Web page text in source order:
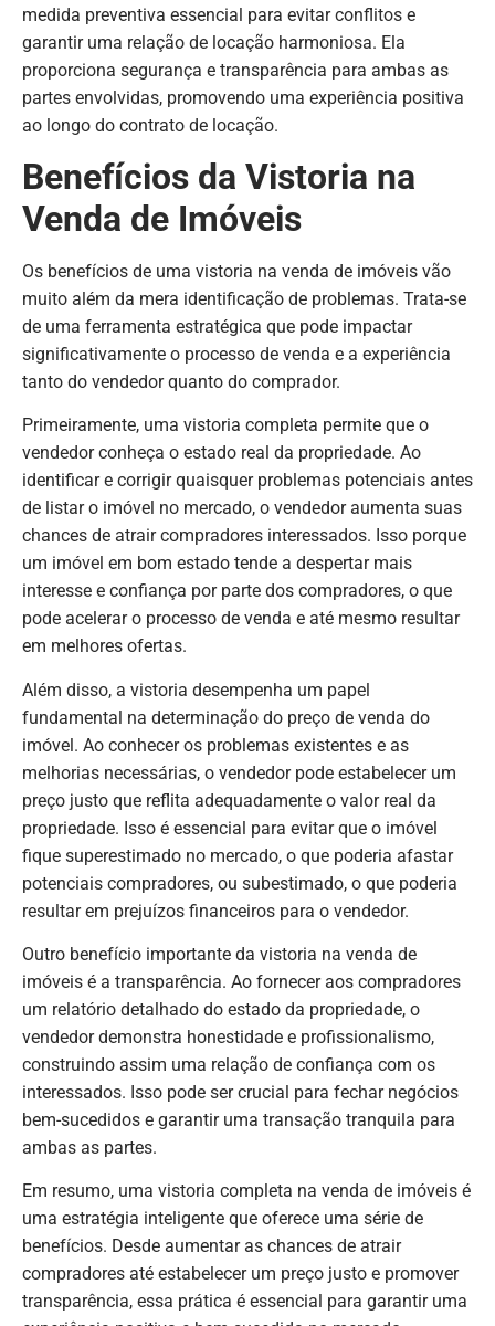
medida preventiva essencial para evitar conflitos e
garantir uma relação de locação harmoniosa. Ela
proporciona segurança e transparência para ambas as
partes envolvidas, promovendo uma experiência positiva
ao longo do contrato de locação.
Benefícios da Vistoria na
Venda de Imóveis
Os benefícios de uma vistoria na venda de imóveis vão
muito além da mera identificação de problemas. Trata-se
de uma ferramenta estratégica que pode impactar
significativamente o processo de venda e a experiência
tanto do vendedor quanto do comprador.
Primeiramente, uma vistoria completa permite que o
vendedor conheça o estado real da propriedade. Ao
identificar e corrigir quaisquer problemas potenciais antes
de listar o imóvel no mercado, o vendedor aumenta suas
chances de atrair compradores interessados. Isso porque
um imóvel em bom estado tende a despertar mais
interesse e confiança por parte dos compradores, o que
pode acelerar o processo de venda e até mesmo resultar
em melhores ofertas.
Além disso, a vistoria desempenha um papel
fundamental na determinação do preço de venda do
imóvel. Ao conhecer os problemas existentes e as
melhorias necessárias, o vendedor pode estabelecer um
preço justo que reflita adequadamente o valor real da
propriedade. Isso é essencial para evitar que o imóvel
fique superestimado no mercado, o que poderia afastar
potenciais compradores, ou subestimado, o que poderia
resultar em prejuízos financeiros para o vendedor.
Outro benefício importante da vistoria na venda de
imóveis é a transparência. Ao fornecer aos compradores
um relatório detalhado do estado da propriedade, o
vendedor demonstra honestidade e profissionalismo,
construindo assim uma relação de confiança com os
interessados. Isso pode ser crucial para fechar negócios
bem-sucedidos e garantir uma transação tranquila para
ambas as partes.
Em resumo, uma vistoria completa na venda de imóveis é
uma estratégia inteligente que oferece uma série de
benefícios. Desde aumentar as chances de atrair
compradores até estabelecer um preço justo e promover
transparência, essa prática é essencial para garantir uma